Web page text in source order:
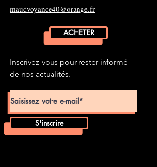
maudvoyance40@orange.fr
ACHETER
Inscrivez-vous pour rester informé
de nos actualités.
S'inscrire